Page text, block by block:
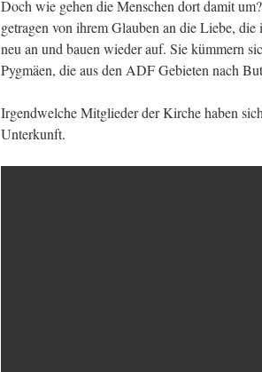
Doch wie gehen die Menschen dort damit
getra­gen von ihrem Glauben an die Liebe,
neu an und bauen wieder auf. Sie kümmern
Pygmäen, die aus den ADF Gebieten nach
Irgendwelche Mitglieder der Kirche haben
Unterkunft.